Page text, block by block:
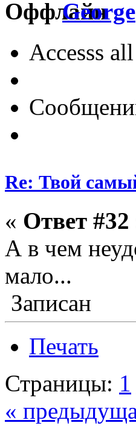
George
Accesss
Re: Твой
« Ответ #32
А в чем
мало...
Записан
Печать
Страницы: 1
«